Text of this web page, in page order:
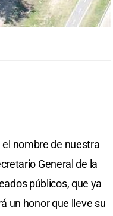
nombre de nuestra
General de la
públicos, que ya
un honor que lleve su